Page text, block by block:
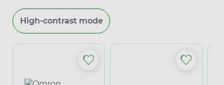
High-contrast mode